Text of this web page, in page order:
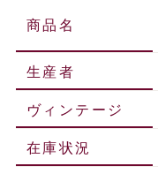
商品名
生産者
ヴィンテージ
在庫状況